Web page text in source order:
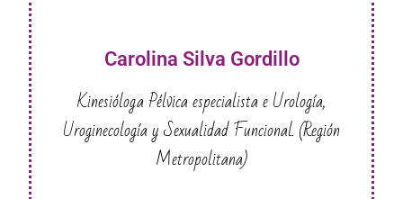
Carolina Silva Gordillo
Kinesióloga Pélvica especialista e Urología,
Uroginecología y Sexualidad Funcional. (Región
Metropolitana)